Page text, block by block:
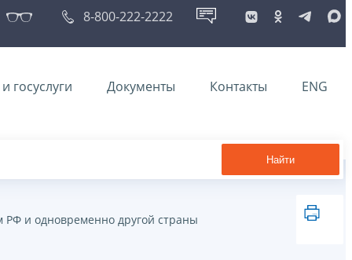
8-800-222-2222
госуслуги Документы Контакты ENG
Найти
РФ и одновременно другой страны